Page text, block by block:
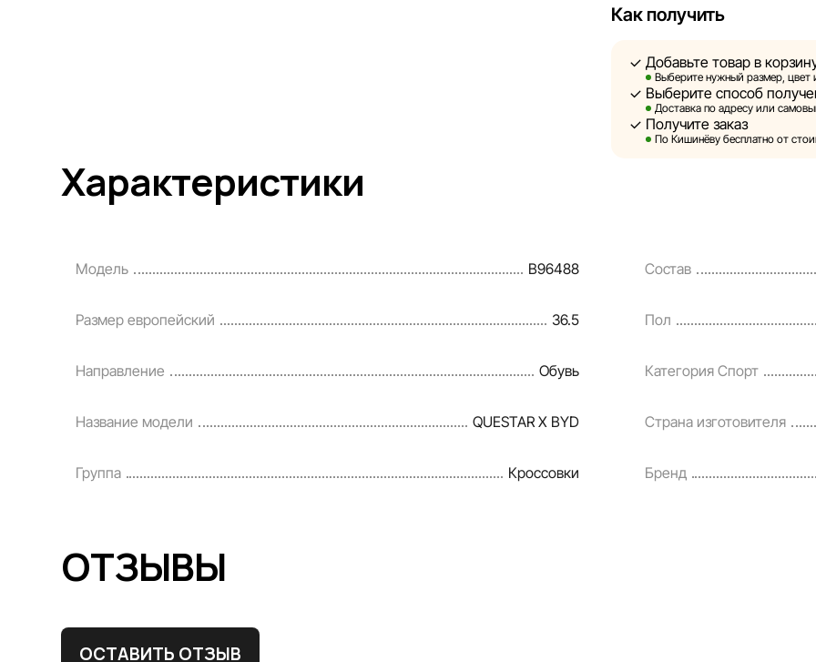
технических ошибок или
быть размещены на нашем
Sportlandia оставляет за
предварительного
и потребительские свойства
порядке и без
Наша команда регулярно
Как получить
Добавьте товар в
Выберите нужный размер, цвет
Выберите способ
Доставка по адресу или
Получите заказ
По Кишинёву бесплатно от
Характеристики
Модель B96488 Состав
Размер европейский 36.5 Пол
Направление Обувь Категория Спорт
Название модели QUESTAR X BYD Страна изготовителя
Группа Кроссовки Бренд
ОТЗЫВЫ
ОСТАВИТЬ ОТЗЫВ